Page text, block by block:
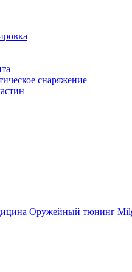
снаряжение
Оружейный тюнинг